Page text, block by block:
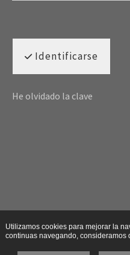
Identificarse
He olvidado la clave
Utilizamos cookies para mejorar la
continuas navegando, consideramos